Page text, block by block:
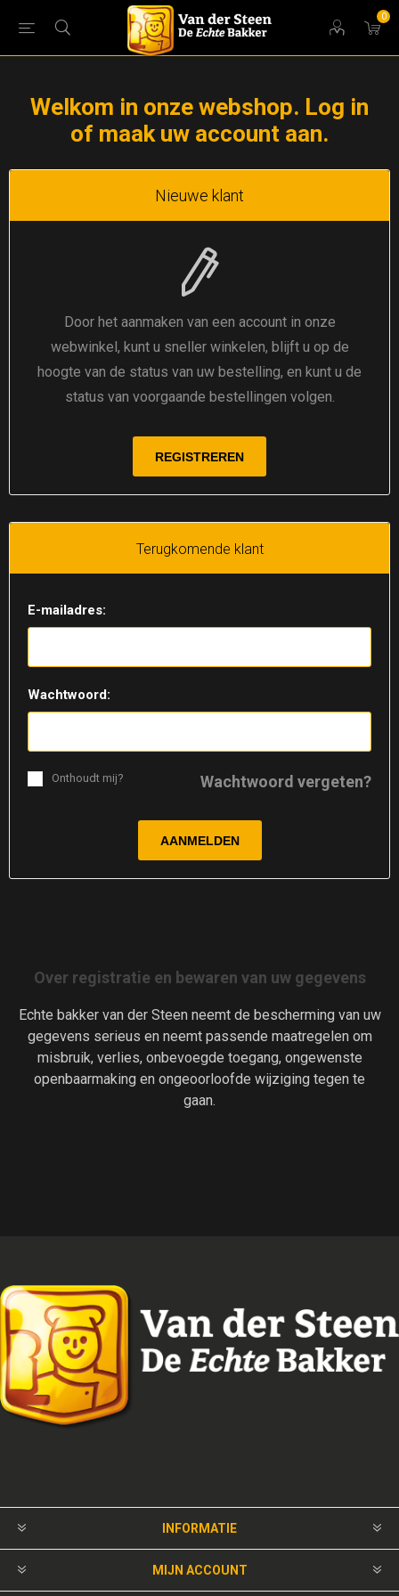
0
Welkom in onze webshop. Log in
of maak uw account aan.
Nieuwe klant
Door het aanmaken van een account in onze
webwinkel, kunt u sneller winkelen, blijft u op de
hoogte van de status van uw bestelling, en kunt u de
status van voorgaande bestellingen volgen.
Terugkomende klant
E-mailadres:
Wachtwoord:
Wachtwoord vergeten?
Onthoudt mij?
Over registratie en bewaren van uw gegevens
Echte bakker van der Steen neemt de bescherming van uw
gegevens serieus en neemt passende maatregelen om
misbruik, verlies, onbevoegde toegang, ongewenste
openbaarmaking en ongeoorloofde wijziging tegen te
gaan.
INFORMATIE
MIJN ACCOUNT